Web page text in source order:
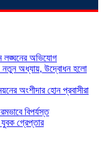
লঙ্ঘনের অভিযোগ
নতুন অধ্যায়, উদ্বোধন হলো
অংশীদার হোন প্রবাসীরা
বিপর্যস্ত
যুবক গ্রেপ্তার